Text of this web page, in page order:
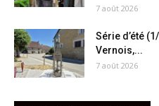
7 août 2026
Série d’été
Vernois,...
7 août 2026